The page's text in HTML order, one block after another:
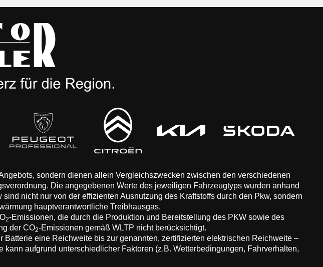
sondern dienen allein Vergleichszwecken zwischen den verschiedenen
Die angegebenen Werte des jeweiligen Fahrzeugtyps wurden anhand
nicht nur von der effizienten Ausnutzung des Kraftstoffs durch den Pkw, sondern
hauptverantwortliche Treibhausgas.
2-Emissionen, die durch die Produktion und Bereitstellung des PKW sowie des
der CO2-Emissionen gemäß WLTP nicht berücksichtigt.
eine Reichweite bis zur genannten, zertifizierten elektrischen Reichweite –
aufgrund unterschiedlicher Faktoren (z.B. Wetterbedingungen, Fahrverhalten,